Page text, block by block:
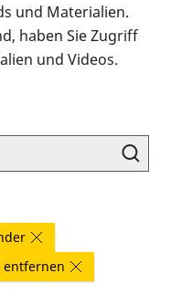
und Materialien.
haben Sie Zugriff
und Videos.
entfernen